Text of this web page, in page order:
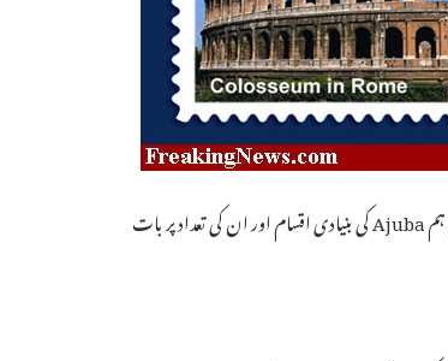
دنیا بھر میں Ajuba کی تعداد اور ان کی اقسام ہمارے نکتہ نظر کے مطابق مختلف ہو سکتی ہیں۔ آج ہم Ajuba کی بنیادی اقسام اور ان کی تعداد پر بات